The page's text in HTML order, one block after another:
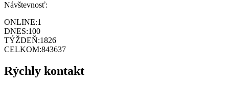
Návštevnosť:
ONLINE:1
DNES:100
TÝŽDEŇ:1826
CELKOM:843637
Rýchly kontakt